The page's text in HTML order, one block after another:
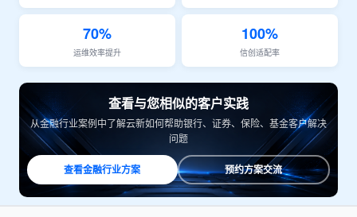
70%
运维效率提升
100%
信创适配率
查看与您相似的客户实践
从金融行业案例中了解云新如何帮助银行、证券、保险、基金客户解决
问题
查看金融行业方案 预约方案交流